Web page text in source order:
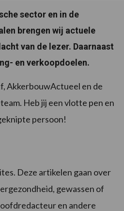
sector en in de
brengen wij actuele
van de lezer. Daarnaast
en verkoopdoelen.
AkkerbouwActueel en de
Heb jij een vlotte pen en
persoon!
Deze artikelen gaan over
gewassen of
en andere